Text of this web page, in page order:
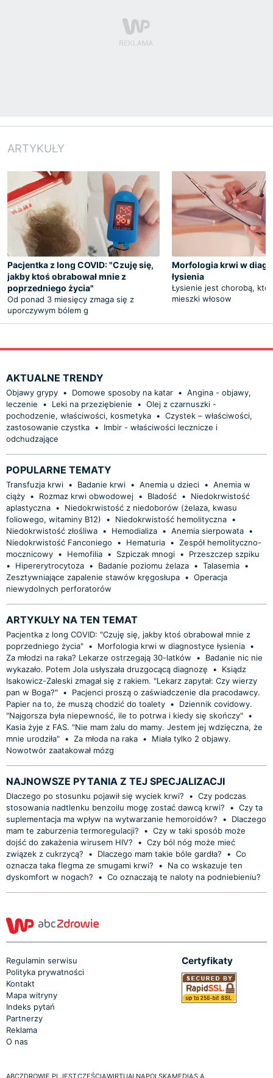
ARTYKUŁY
Pacjentka z long COVID: "Czuję się,
jakby ktoś obrabował mnie z
poprzedniego życia"
Od ponad 3 miesięcy zmaga się z
uporczywym bólem g
Morfologia krwi w
łysienia
Łysienie jest chorobą,
mieszki włosow
AKTUALNE TRENDY
Objawy grypy • Domowe sposoby na katar • Angina - objawy,
leczenie
• Leki na przeziębienie • Olej z czarnuszki -
pochodzenie, właściwości, kosmetyka • Czystek – właściwości,
zastosowanie czystka •
Imbir - właściwości lecznicze i
odchudzające
POPULARNE TEMATY
Transfuzja krwi • Badanie krwi • Anemia u dzieci • Anemia w
ciąży • Rozmaz krwi obwodowej • Bladość •
Niedokrwistość
aplastyczna •
Niedokrwistość z niedoborów (żelaza, kwasu
foliowego, witaminy B12)
• Niedokrwistość hemolityczna •
Niedokrwistość złośliwa • Hemodializa • Anemia sierpowata •
Niedokrwistość Fanconiego
• Hematuria • Zespół hemolityczno-
mocznicowy • Hemofilia • Szpiczak mnogi •
Przeszczep szpiku
•
Hipererytrocytoza • Badanie poziomu żelaza • Talasemia •
Zesztywniające zapalenie stawów kręgosłupa • Operacja
niewydolnych perforatorów
ARTYKUŁY NA TEN TEMAT
Pacjentka z long COVID: "Czuję się, jakby ktoś obrabował mnie z
poprzedniego życia" • Morfologia krwi w diagnostyce łysienia •
Za młodzi na raka? Lekarze ostrzegają 30-latków
•
Badanie nic nie
wykazało. Potem Jola usłyszała druzgocącą diagnozę
•
Ksiądz
Isakowicz-Zaleski zmagał się z rakiem. "Lekarz zapytał: Czy wierzy
pan w Boga?" •
Pacjenci proszą o zaświadczenie dla pracodawcy.
Papier na to, że muszą chodzić do toalety •
Dziennik covidowy.
"Najgorsza była niepewność, ile to potrwa i kiedy się skończy" •
Kasia żyje z FAS. "Nie mam żalu do mamy. Jestem jej wdzięczna, że
mnie urodziła" • Za młoda na raka •
Miała tylko 2 objawy.
Nowotwór zaatakował mózg
NAJNOWSZE PYTANIA Z TEJ SPECJALIZACJI
Dlaczego po stosunku pojawił się wyciek krwi? • Czy podczas
stosowania nadtlenku benzoilu mogę zostać dawcą krwi?
• Czy ta
suplementacja ma wpływ na wytwarzanie hemoroidów?
•
Dlaczego
mam te zaburzenia termoregulacji?
• Czy w taki sposób może
dojść do zakażenia wirusem HIV?
• Czy ból nóg może mieć
związek z cukrzycą?
• Dlaczego mam takie bóle gardła? • Co
oznacza taka flegma ze smugami krwi?
•
Na co wskazuje ten
dyskomfort w nogach?
• Co oznaczają te naloty na podniebieniu?
Regulamin serwisu
Polityka prywatności
Kontakt
Mapa witryny
Indeks pytań
Partnerzy
Reklama
O nas
Certyfikaty
ABCZDROWIE.PL JEST CZĘŚCIĄ WIRTUALNA POLSKA MEDIA S.A.